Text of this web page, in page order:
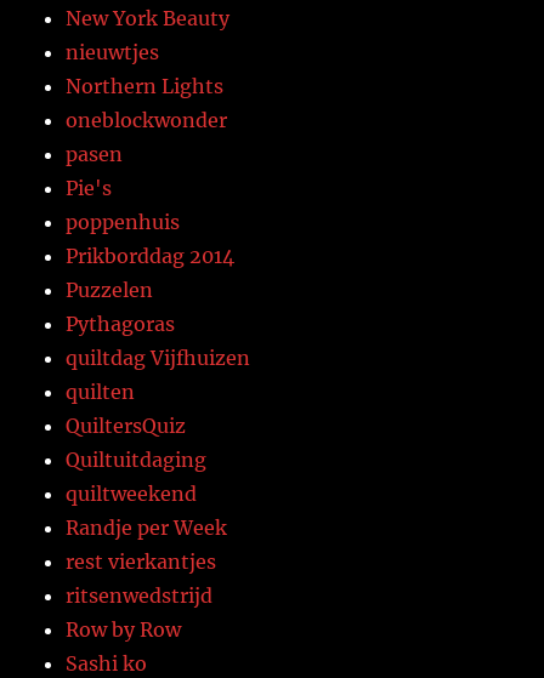
New York Beauty
nieuwtjes
Northern Lights
oneblockwonder
pasen
Pie's
poppenhuis
Prikborddag 2014
Puzzelen
Pythagoras
quiltdag Vijfhuizen
quilten
QuiltersQuiz
Quiltuitdaging
quiltweekend
Randje per Week
rest vierkantjes
ritsenwedstrijd
Row by Row
Sashi ko